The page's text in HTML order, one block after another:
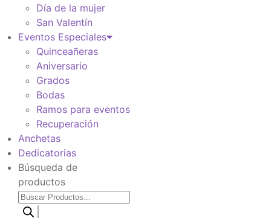
Día de la mujer
San Valentín
Eventos Especiales
Quinceañeras
Aniversario
Grados
Bodas
Ramos para eventos
Recuperación
Anchetas
Dedicatorias
Búsqueda de
productos